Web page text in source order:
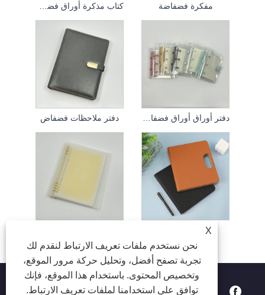
مفكرة فضفاضة
دفتر ملاحظات فضفاض
Binder Notebook
X
نحن نستخدم ملفات تعريف الارتباط لنقدم لك
تجربة تصفح أفضل، وتحليل حركة مرور الموقع،
وتخصيص المحتوى. باستخدام هذا الموقع، فإنك
توافق على استخدامنا لملفات تعريف الارتباط.